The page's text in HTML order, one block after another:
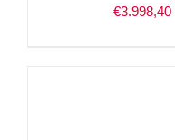
€3.998,40